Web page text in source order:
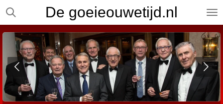
Ga
naar
hoofdinhoud
De goeieouwetijd.nl